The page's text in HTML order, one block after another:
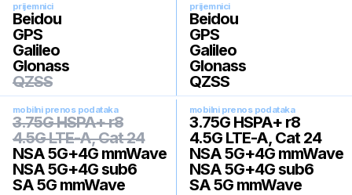
prijemnici
Beidou
GPS
Galileo
Glonass
QZSS
prijemnici
Beidou
GPS
Galileo
Glonass
QZSS
mobilni prenos podataka
3.75G HSPA+ r8
4.5G LTE-A, Cat 24
NSA 5G+4G mmWave
NSA 5G+4G sub6
SA 5G mmWave
mobilni prenos podataka
3.75G HSPA+ r8
4.5G LTE-A, Cat 24
NSA 5G+4G mmWave
NSA 5G+4G sub6
SA 5G mmWave